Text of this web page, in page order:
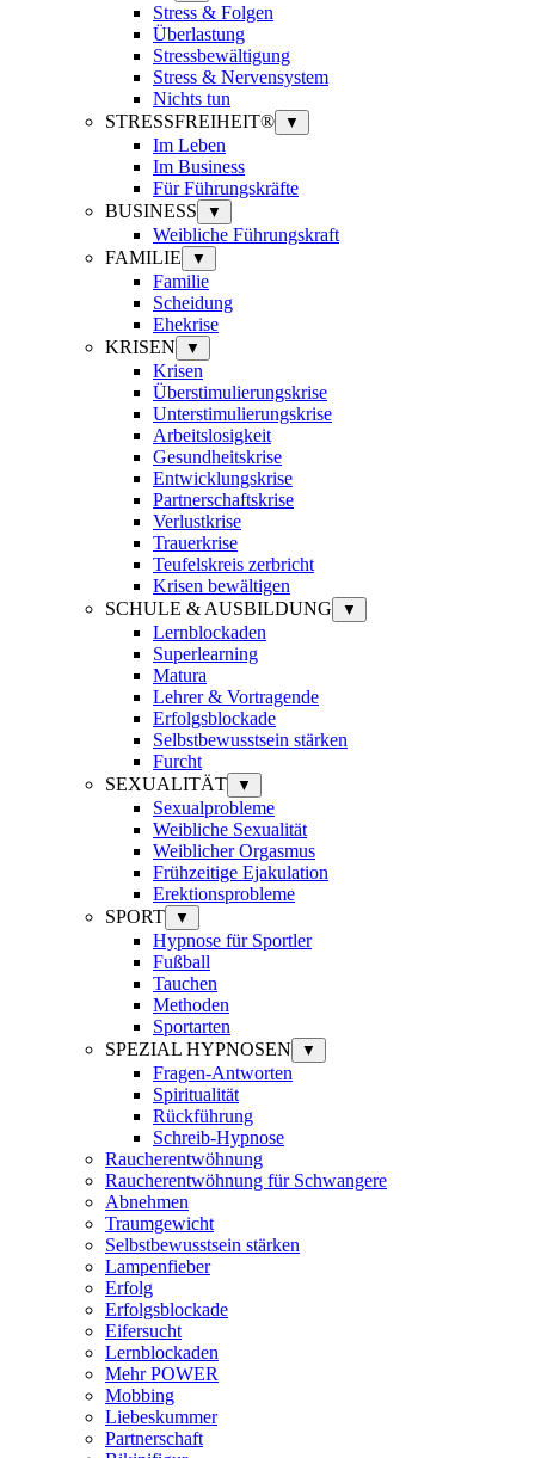
Stress & Folgen
Überlastung
Stressbewältigung
Stress & Nervensystem
Nichts tun
STRESSFREIHEIT®
▼
Im Leben
Im Business
Für Führungskräfte
BUSINESS
▼
Weibliche Führungskraft
FAMILIE
▼
Familie
Scheidung
Ehekrise
KRISEN
▼
Krisen
Überstimulierungskrise
Unterstimulierungskrise
Arbeitslosigkeit
Gesundheitskrise
Entwicklungskrise
Partnerschaftskrise
Verlustkrise
Trauerkrise
Teufelskreis zerbricht
Krisen bewältigen
SCHULE & AUSBILDUNG
▼
Lernblockaden
Superlearning
Matura
Lehrer & Vortragende
Erfolgsblockade
Selbstbewusstsein stärken
Furcht
SEXUALITÄT
▼
Sexualprobleme
Weibliche Sexualität
Weiblicher Orgasmus
Frühzeitige Ejakulation
Erektionsprobleme
SPORT
▼
Hypnose für Sportler
Fußball
Tauchen
Methoden
Sportarten
SPEZIAL HYPNOSEN
▼
Fragen-Antworten
Spiritualität
Rückführung
Schreib-Hypnose
Raucherentwöhnung
Raucherentwöhnung für Schwangere
Abnehmen
Traumgewicht
Selbstbewusstsein stärken
Lampenfieber
Erfolg
Erfolgsblockade
Eifersucht
Lernblockaden
Mehr POWER
Mobbing
Liebeskummer
Partnerschaft